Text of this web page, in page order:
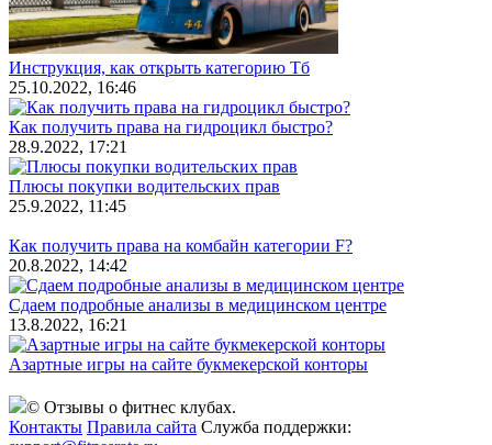
Инструкция, как открыть категорию Тб
25.10.2022, 16:46
Как получить права на гидроцикл быстро?
28.9.2022, 17:21
Плюсы покупки водительских прав
25.9.2022, 11:45
Как получить права на комбайн категории F?
20.8.2022, 14:42
Сдаем подробные анализы в медицинском центре
13.8.2022, 16:21
Азартные игры на сайте букмекерской конторы
© Отзывы о фитнес клубах.
Контакты Правила сайта Служба поддержки: